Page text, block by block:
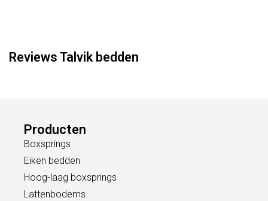
Reviews Talvik bedden
Producten
Boxsprings
Eiken bedden
Hoog-laag boxsprings
Lattenbodems